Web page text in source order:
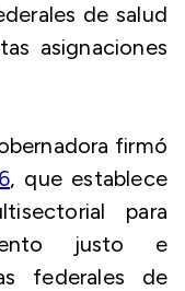
de salud
asignaciones
firmó
, que establece
para
justo e
federales de